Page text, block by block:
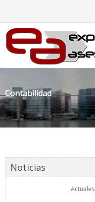
Contabilidad
Noticias
Actuales